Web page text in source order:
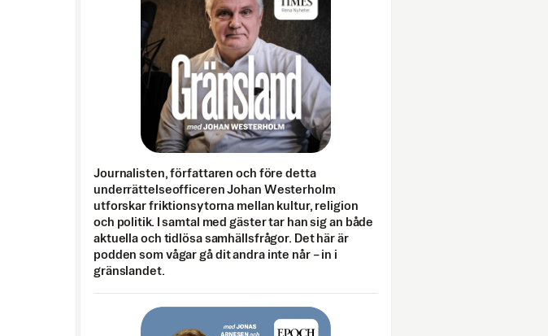
Journalisten, författaren och före detta
underrättelseofficeren Johan Westerholm
utforskar friktionsytorna mellan kultur, religion
och politik. I samtal med gäster tar han sig an både
aktuella och tidlösa samhällsfrågor. Det här är
podden som vågar gå dit andra inte når – in i
gränslandet.